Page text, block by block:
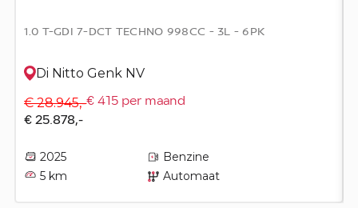
1.0 T-GDI 7-DCT TECHNO 998CC - 3L - 6PK
Di Nitto Genk NV
€ 28.945,-
€ 25.878,-
€ 415 per maand
2025
Benzine
5 km
Automaat